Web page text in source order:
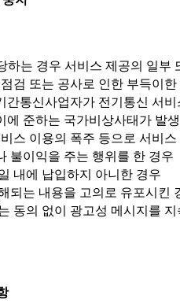
하는 경우 서비스 제공의 일
검 또는 공사로 인한 부득이한
통신사업자가 전기통신 서
준하는 국가비상사태가 발
스 이용의 폭주 등으로 서비
불이익을 주는 행위를 한 경우
내에 납입하지 아니한 경우
되는 내용을 고의로 유포시킨
동의 없이 광고성 메시지를